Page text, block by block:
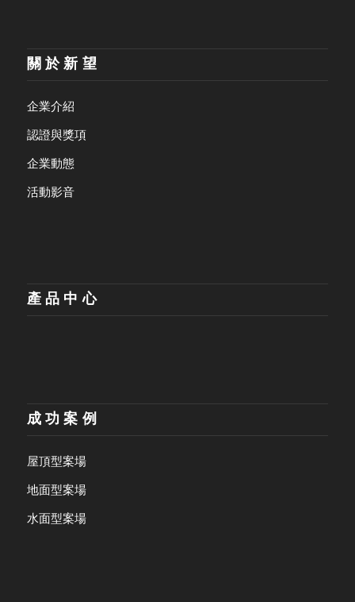
關於新望
企業介紹
認證與獎項
企業動態
活動影音
產品中心
成功案例
屋頂型案場
地面型案場
水面型案場